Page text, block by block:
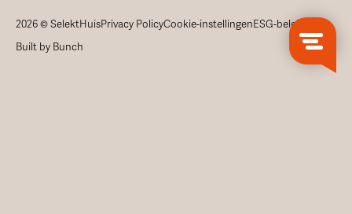
2026 © SelektHuisPrivacy PolicyCookie-instellingenESG-beleid
Built by Bunch